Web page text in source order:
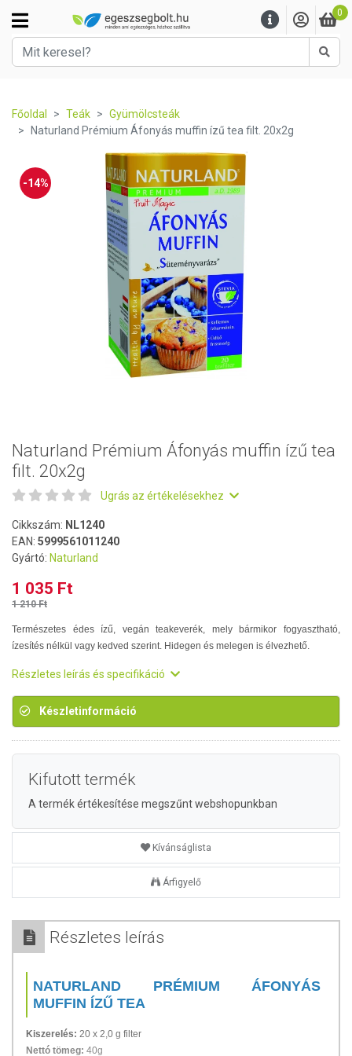
0
Főoldal Teák
Gyümölcsteák
Naturland Prémium Áfonyás muffin ízű tea filt. 20x2g
-14%
Naturland Prémium Áfonyás muffin ízű tea
filt. 20x2g
Ugrás az értékelésekhez
Cikkszám: NL1240
EAN: 5999561011240
Gyártó: Naturland
1 035 Ft
1 210 Ft
Természetes édes ízű, vegán teakeverék, mely bármikor fogyasztható,
ízesítés nélkül vagy kedved szerint. Hidegen és melegen is élvezhető.
Részletes leírás és specifikáció
Készletinformáció
Kifutott termék
A termék értékesítése megszűnt webshopunkban
Kívánságlista
Árfigyelő
Részletes leírás
NATURLAND PRÉMIUM ÁFONYÁS
MUFFIN ÍZŰ TEA
Kiszerelés: 20 x 2,0 g filter
Nettó tömeg: 40g